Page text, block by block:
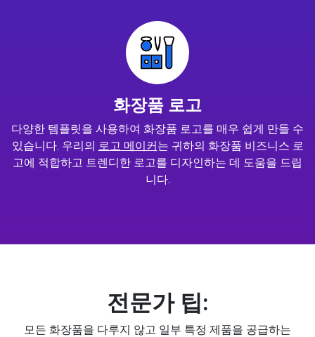
화장품 로고
다양한 템플릿을 사용하여 화장품 로고를 매우 쉽게 만들 수
있습니다. 우리의 로고 메이커는 귀하의 화장품 비즈니스 로
고에 적합하고 트렌디한 로고를 디자인하는 데 도움을 드립
니다.
전문가 팁:
모든 화장품을 다루지 않고 일부 특정 제품을 공급하는